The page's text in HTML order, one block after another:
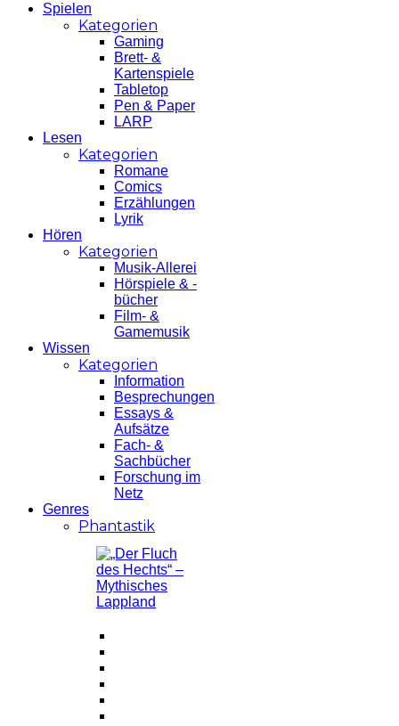
Spielen
Kategorien
Gaming
Brett- &
Kartenspiele
Tabletop
Pen & Paper
LARP
Lesen
Kategorien
Romane
Comics
Erzählungen
Lyrik
Hören
Kategorien
Musik-Allerei
Hörspiele & -
bücher
Film- &
Gamemusik
Wissen
Kategorien
Information
Besprechungen
Essays &
Aufsätze
Fach- &
Sachbücher
Forschung im
Netz
Genres
Phantastik